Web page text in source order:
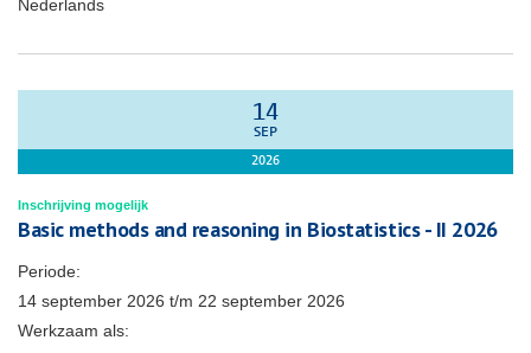
Nederlands
14
SEP
2026
Inschrijving mogelijk
Basic methods and reasoning in Biostatistics - II 2026
Periode:
14 september 2026 t/m 22 september 2026
Werkzaam als: